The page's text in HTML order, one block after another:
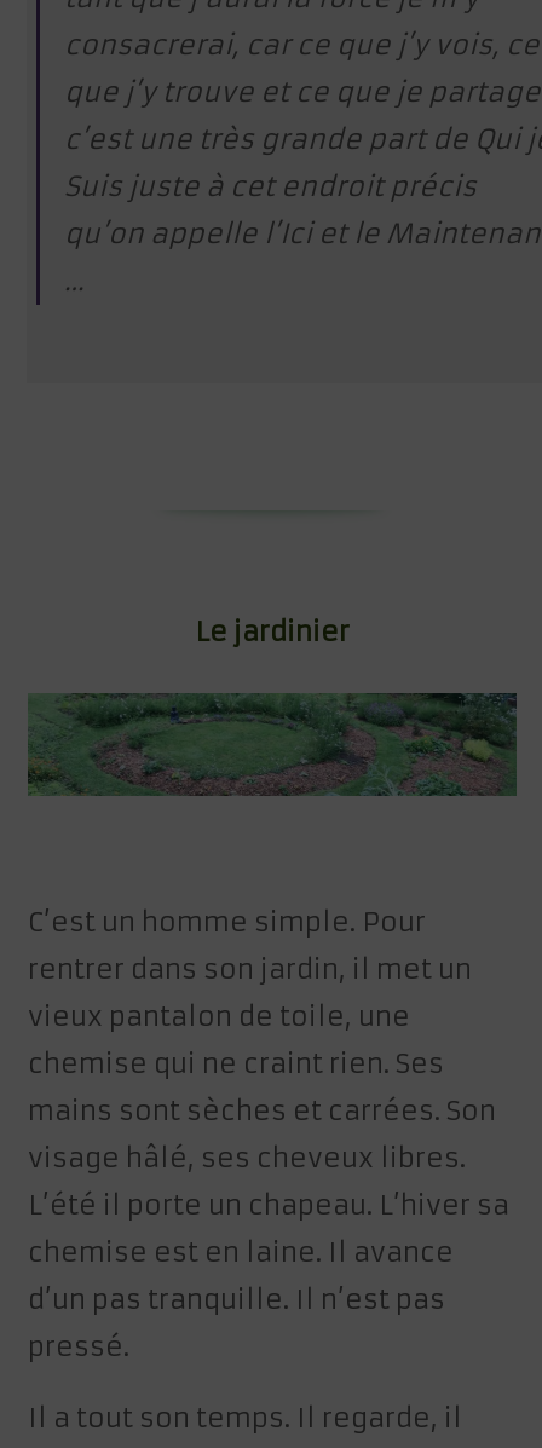
consacrerai, car ce que j’y vois, ce
que j’y trouve et ce que je partage
c’est une très grande part de Qui
Suis juste à cet endroit précis
qu’on appelle l’Ici et le
…
Le jardinier
C’est un homme simple. Pour
rentrer dans son jardin, il met un
vieux pantalon de toile, une
chemise qui ne craint rien. Ses
mains sont sèches et carrées. Son
visage hâlé, ses cheveux libres.
L’été il porte un chapeau. L’hiver sa
chemise est en laine. Il avance
d’un pas tranquille. Il n’est pas
pressé.
Il a tout son temps. Il regarde, il